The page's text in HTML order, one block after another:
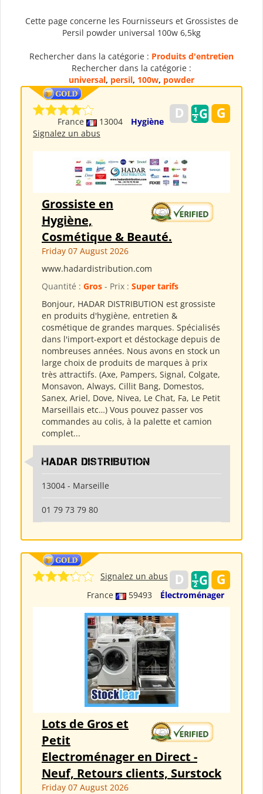
Cette page concerne les Fournisseurs et Grossistes de
Persil powder universal 100w 6,5kg
Rechercher dans la catégorie : Produits d'entretien
Rechercher dans la catégorie :
universal, persil, 100w, powder
France 13004
Hygiène
Signalez un abus
Grossiste en
Hygiène,
Cosmétique & Beauté.
Friday 07 August 2026
www.hadardistribution.com
Quantité : Gros - Prix : Super tarifs
Bonjour, HADAR DISTRIBUTION est grossiste
en produits d'hygiène, entretien &
cosmétique de grandes marques. Spécialisés
dans l'import-export et déstockage depuis de
nombreuses années. Nous avons en stock un
large choix de produits de marques à prix
très attractifs. (Axe, Pampers, Signal, Colgate,
Monsavon, Always, Cillit Bang, Domestos,
Sanex, Ariel, Dove, Nivea, Le Chat, Fa, Le Petit
Marseillais etc…) Vous pouvez passer vos
commandes au colis, à la palette et camion
complet...
HADAR DISTRIBUTION
13004 - Marseille
01 79 73 79 80
France 59493 Électroménager
Signalez un abus
Lots de Gros et
Petit
Electroménager en Direct -
Neuf, Retours clients, Surstock
Friday 07 August 2026